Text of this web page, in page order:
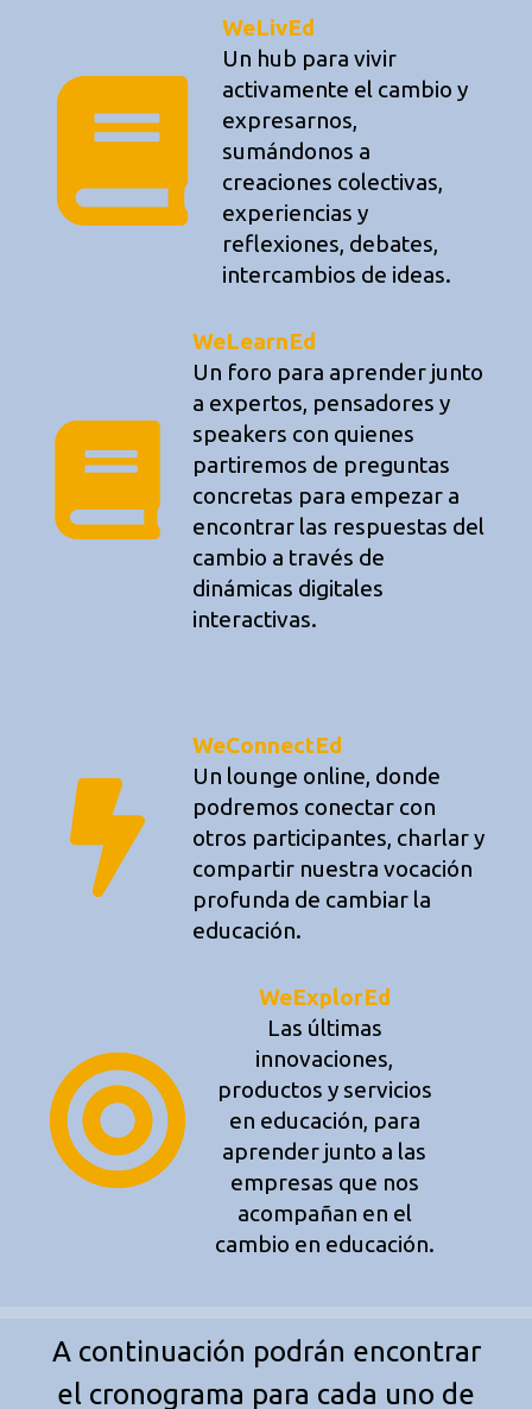
WeLivEd
Un hub para vivir
activamente el cambio y
expresarnos,
sumándonos a
creaciones colectivas,
experiencias y
reflexiones, debates,
intercambios de ideas.
WeLearnEd
Un foro para aprender junto
a expertos, pensadores y
speakers con quienes
partiremos de preguntas
concretas para empezar a
encontrar las respuestas del
cambio a través de
dinámicas digitales
interactivas.
WeConnectEd
Un lounge online, donde
podremos conectar con
otros participantes, charlar y
compartir nuestra vocación
profunda de cambiar la
educación.
WeExplorEd
Las últimas
innovaciones,
productos y servicios
en educación, para
aprender junto a las
empresas que nos
acompañan en el
cambio en educación.
A continuación podrán encontrar
el cronograma para cada uno de